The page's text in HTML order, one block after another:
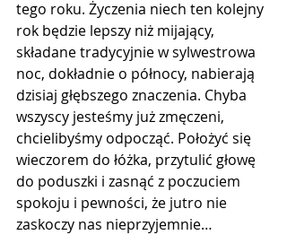
tego roku. Życzenia niech ten kolejny
rok będzie lepszy niż mijający,
składane tradycyjnie w sylwestrowa
noc, dokładnie o północy, nabierają
dzisiaj głębszego znaczenia. Chyba
wszyscy jesteśmy już zmęczeni,
chcielibyśmy odpocząć. Położyć się
wieczorem do łóżka, przytulić głowę
do poduszki i zasnąć z poczuciem
spokoju i pewności, że jutro nie
zaskoczy nas nieprzyjemnie…